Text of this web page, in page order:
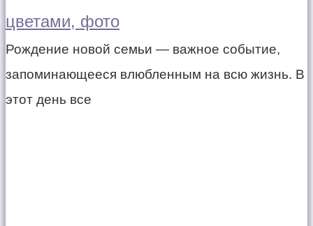
цветами, фото
Рождение новой семьи — важное событие,
запоминающееся влюбленным на всю жизнь. В
этот день все